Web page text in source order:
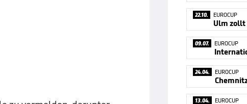
22.10. EUROCUP
Ulm zollt
09.07. EUROCUP
24.04. EUROCUP
13.04. EUROCUP